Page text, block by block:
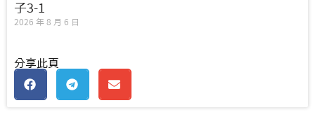
子3-1
2026 年 8 月 6 日
分享此頁